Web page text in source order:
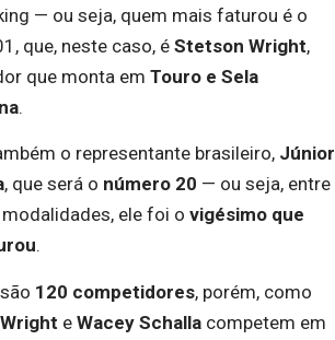
— ou seja, quem mais faturou é o
que, neste caso, é Stetson Wright,
que monta em Touro e Sela
.
o representante brasileiro, Júnior
, que será o número 20 — ou seja, entre
ele foi o vigésimo que
.
120 competidores, porém, como
e Wacey Schallacompetem em